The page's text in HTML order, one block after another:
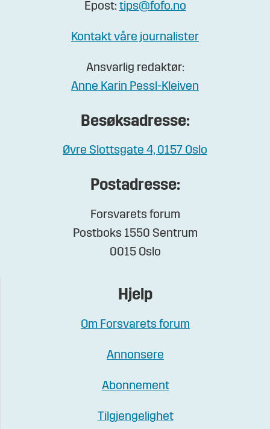
Epost: tips@fofo.no
Kontakt våre journalister
Ansvarlig redaktør:
Anne Karin Pessl-Kleiven
Besøksadresse:
Øvre Slottsgate 4, 0157 Oslo
Postadresse:
Forsvarets forum
Postboks 1550 Sentrum
0015 Oslo
Hjelp
Om Forsvarets forum
Annonsere
Abonnement
Tilgjengelighet